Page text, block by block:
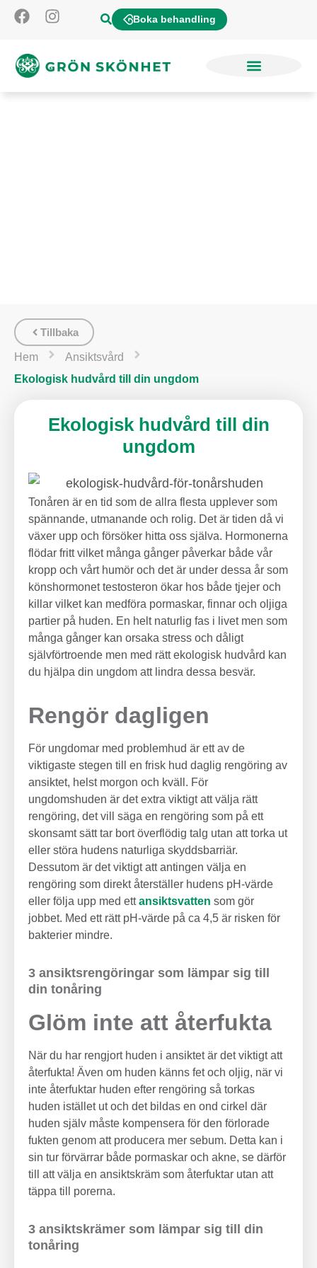
Boka behandling
Tillbaka
Hem
Ansiktsvård
Ekologisk hudvård till din ungdom
Ekologisk hudvård till din
ungdom
Tonåren är en tid som de allra flesta upplever som
spännande, utmanande och rolig. Det är tiden då vi
växer upp och försöker hitta oss själva. Hormonerna
flödar fritt vilket många gånger påverkar både vår
kropp och vårt humör och det är under dessa år som
könshormonet testosteron ökar hos både tjejer och
killar vilket kan medföra pormaskar, finnar och oljiga
partier på huden. En helt naturlig fas i livet men som
många gånger kan orsaka stress och dåligt
självförtroende men med rätt ekologisk hudvård kan
du hjälpa din ungdom att lindra dessa besvär.
Rengör dagligen
För ungdomar med problemhud är ett av de
viktigaste stegen till en frisk hud daglig rengöring av
ansiktet, helst morgon och kväll. För
ungdomshuden är det extra viktigt att välja rätt
rengöring, det vill säga en rengöring som på ett
skonsamt sätt tar bort överflödig talg utan att torka ut
eller störa hudens naturliga skyddsbarriär.
Dessutom är det viktigt att antingen välja en
rengöring som direkt återställer hudens pH-värde
eller följa upp med ettansiktsvatten som gör
jobbet. Med ett rätt pH-värde på ca 4,5 är risken för
bakterier mindre.
3 ansiktsrengöringar som lämpar sig till
din tonåring
Glöm inte att återfukta
När du har rengjort huden i ansiktet är det viktigt att
återfukta! Även om huden känns fet och oljig, när vi
inte återfuktar huden efter rengöring så torkas
huden istället ut och det bildas en ond cirkel där
huden själv måste kompensera för den förlorade
fukten genom att producera mer sebum. Detta kan i
sin tur förvärrar både pormaskar och akne, se därför
till att välja en ansiktskräm som återfuktar utan att
täppa till porerna.
3 ansiktskrämer som lämpar sig till din
tonåring